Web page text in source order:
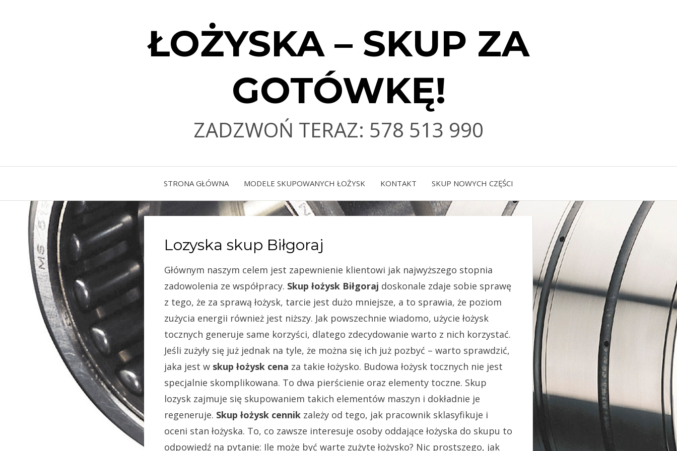
ŁOŻYSKA – SKUP ZA
GOTÓWKĘ!
ZADZWOŃ TERAZ: 578 513 990
STRONA GŁÓWNA MODELE SKUPOWANYCH ŁOŻYSK KONTAKT SKUP NOWYCH CZĘŚCI
Lozyska skup Biłgoraj
Głównym naszym celem jest zapewnienie klientowi jak najwyższego stopnia
zadowolenia ze współpracy. Skup łożysk Biłgoraj doskonale zdaje sobie sprawę
z tego, że za sprawą łożysk, tarcie jest dużo mniejsze, a to sprawia, że poziom
zużycia energii również jest niższy. Jak powszechnie wiadomo, użycie łożysk
tocznych generuje same korzyści, dlatego zdecydowanie warto z nich korzystać.
Jeśli zużyły się już jednak na tyle, że można się ich już pozbyć – warto sprawdzić,
jaka jest w skup łożysk cena za takie łożysko. Budowa łożysk tocznych nie jest
specjalnie skomplikowana. To dwa pierścienie oraz elementy toczne. Skup
lozysk zajmuje się skupowaniem takich elementów maszyn i dokładnie je
regeneruje. Skup łożysk cennik zależy od tego, jak pracownik sklasyfikuje i
oceni stan łożyska. To, co zawsze interesuje osoby oddające łożyska do skupu to
odpowiedź na pytanie: Ile może być warte zużyte łożysko? Nic prostszego, jak